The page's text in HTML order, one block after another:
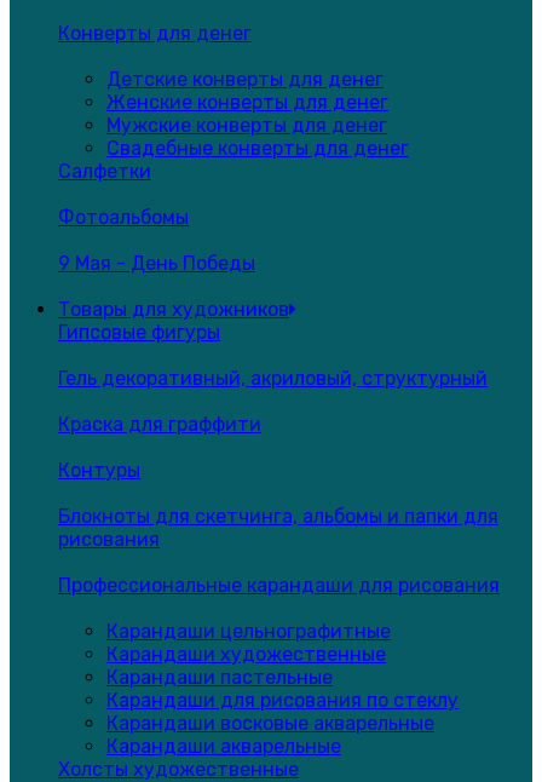
Конверты для денег
Детские конверты для денег
Женские конверты для денег
Мужские конверты для денег
Свадебные конверты для денег
Салфетки
Фотоальбомы
9 Мая - День Победы
Товары для художников
Гипсовые фигуры
Гель декоративный, акриловый, структурный
Краска для граффити
Контуры
Блокноты для скетчинга, альбомы и папки для
рисования
Профессиональные карандаши для рисования
Карандаши цельнографитные
Карандаши художественные
Карандаши пастельные
Карандаши для рисования по стеклу
Карандаши восковые акварельные
Карандаши акварельные
Холсты художественные